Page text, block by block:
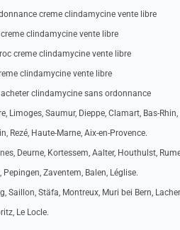
creme clindamycine vente libre
clindamycine vente libre
creme clindamycine vente libre
clindamycine vente libre
clindamycine sans ordonnance
Limoges, Saumur, Dieppe, Clamart, Bas-
Rezé, Haute-Marne, Aix-en-Provence.
Deurne, Kortessem, Aalter, Houthulst,
Zaventem, Balen, Léglise.
Saillon, Stäfa, Montreux, Muri bei Bern,
Le Locle.